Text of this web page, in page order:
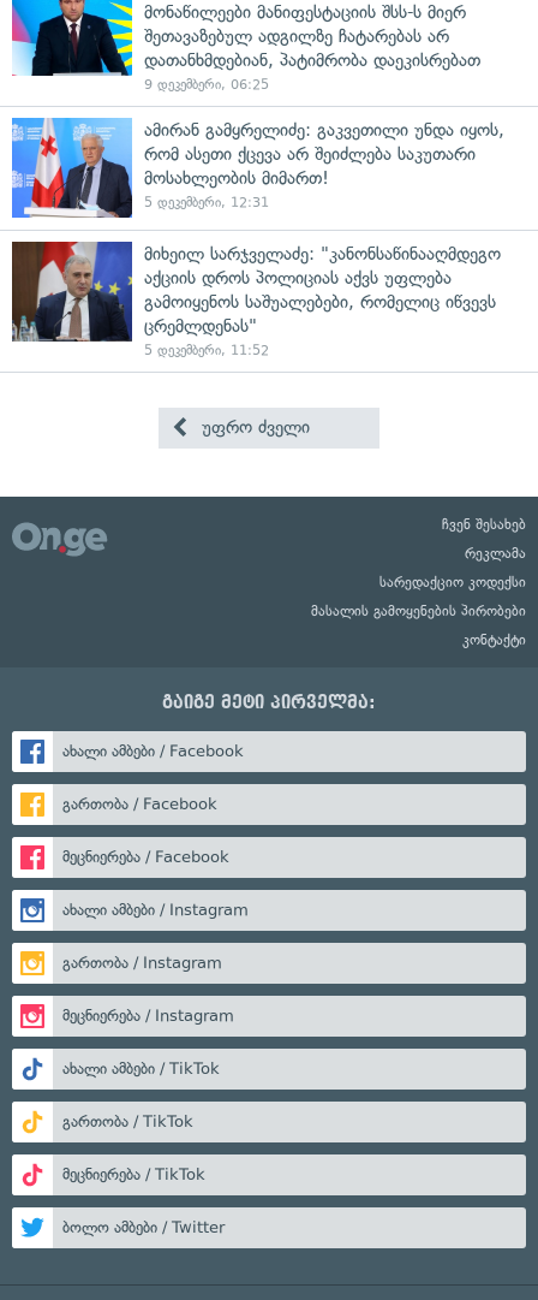
მონაწილეები მანიფესტაციის შსს-ს მიერ
შეთავაზებულ ადგილზე ჩატარებას არ
დათანხმდებიან, პატიმრობა დაეკისრებათ
9 დეკემბერი, 06:25
ამირან გამყრელიძე: გაკვეთილი უნდა იყოს,
რომ ასეთი ქცევა არ შეიძლება საკუთარი
მოსახლეობის მიმართ!
5 დეკემბერი, 12:31
მიხეილ სარჯველაძე: "კანონსაწინააღმდეგო
აქციის დროს პოლიციას აქვს უფლება
გამოიყენოს საშუალებები, რომელიც იწვევს
ცრემლდენას"
5 დეკემბერი, 11:52
უფრო ძველი
ჩვენ შესახებ
რეკლამა
სარედაქციო კოდექსი
მასალის გამოყენების პირობები
კონტაქტი
გაიგე მეტი პირველმა:
ახალი ამბები / Facebook
გართობა / Facebook
მეცნიერება / Facebook
ახალი ამბები / Instagram
გართობა / Instagram
მეცნიერება / Instagram
ახალი ამბები / TikTok
გართობა / TikTok
მეცნიერება / TikTok
ბოლო ამბები / Twitter